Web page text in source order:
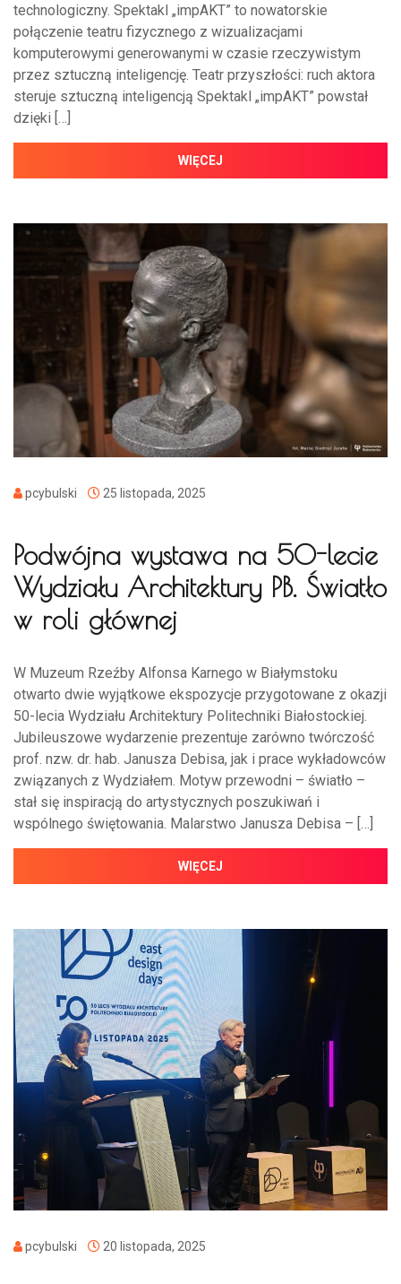
technologiczny. Spektakl „impAKT” to nowatorskie
połączenie teatru fizycznego z wizualizacjami
komputerowymi generowanymi w czasie rzeczywistym
przez sztuczną inteligencję. Teatr przyszłości: ruch aktora
steruje sztuczną inteligencją Spektakl „impAKT” powstał
dzięki […]
WIĘCEJ
pcybulski 25 listopada, 2025
Podwójna wystawa na 50-lecie
Wydziału Architektury PB. Światło
w roli głównej
W Muzeum Rzeźby Alfonsa Karnego w Białymstoku
otwarto dwie wyjątkowe ekspozycje przygotowane z okazji
50-lecia Wydziału Architektury Politechniki Białostockiej.
Jubileuszowe wydarzenie prezentuje zarówno twórczość
prof. nzw. dr. hab. Janusza Debisa, jak i prace wykładowców
związanych z Wydziałem. Motyw przewodni – światło –
stał się inspiracją do artystycznych poszukiwań i
wspólnego świętowania. Malarstwo Janusza Debisa – […]
WIĘCEJ
pcybulski 20 listopada, 2025